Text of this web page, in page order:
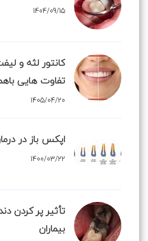
1404/09/15
کانتور لثه و
تفاوت هایی
1405/04/20
اپکس باز در
1400/03/22
تأثیر پر کردن
بیماران